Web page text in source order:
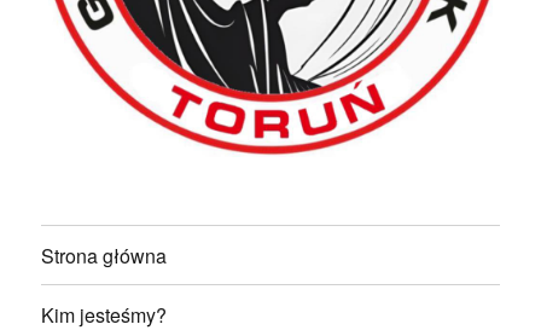
Strona główna
Kim jesteśmy?